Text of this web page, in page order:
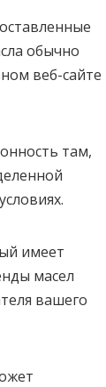
обычно
веб-сайте
там,
имеет
масел
вашего